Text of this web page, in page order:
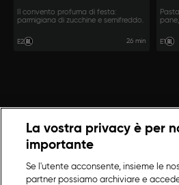
Il convento profuma di festa:
parmigiana di zucchine e semifreddo.
E2 26 min E1
La vostra privacy è per
importante
Se l'utente acconsente, insieme le
partner possiamo archiviare e